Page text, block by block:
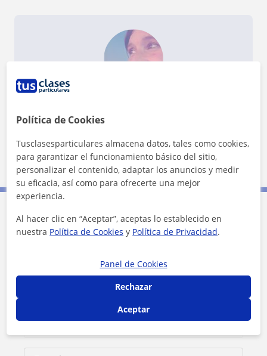
¿Quieres saber más de Margarita?
★★★
Ver perfil
Contacta con Margarita
Política de Cookies
Tusclasesparticulares almacena datos, tales como cookies,
para garantizar el funcionamiento básico del sitio,
personalizar el contenido, adaptar los anuncios y medir
su eficacia, así como para ofrecerte una mejor
experiencia.
Al hacer clic en “Aceptar”, aceptas lo establecido en
nuestra Política de Cookies y Política de Privacidad.
Panel de Cookies
Rechazar
Aceptar